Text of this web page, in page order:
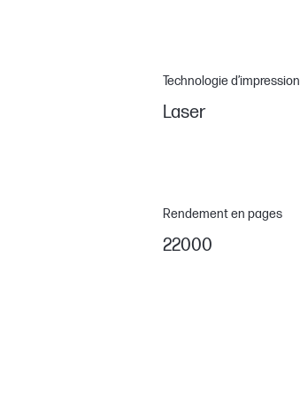
Technologie d’impression
Laser
Rendement en pages
22000